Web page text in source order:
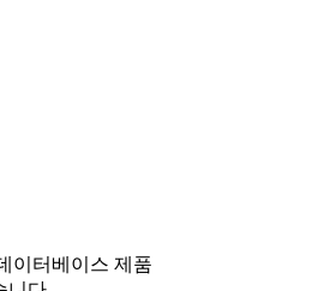
이터베이스 제품